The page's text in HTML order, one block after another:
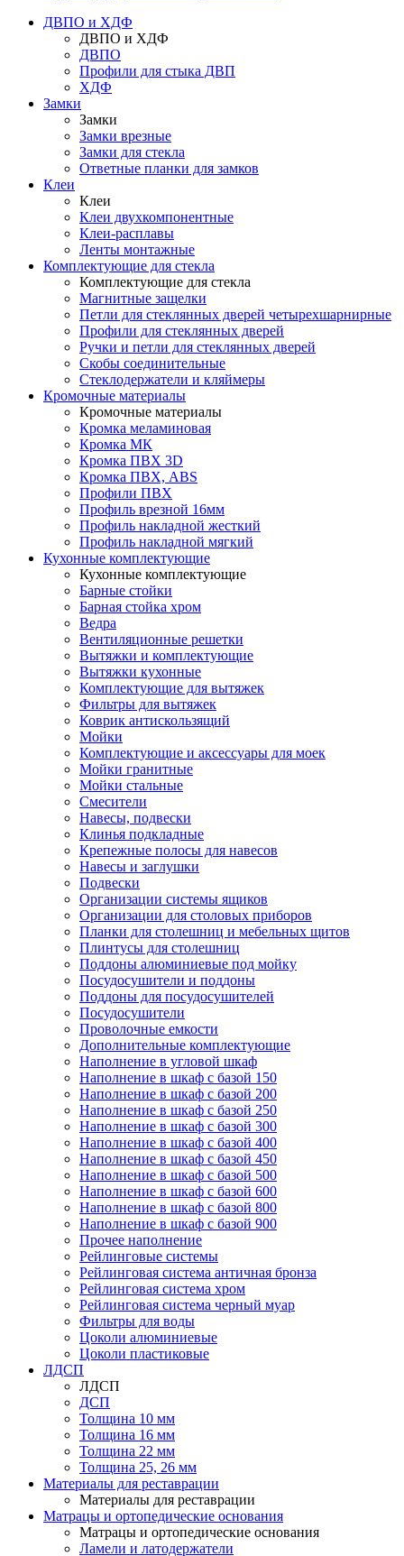
ДВПО и ХДФ
ДВПО и ХДФ
ДВПО
Профили для стыка ДВП
ХДФ
Замки
Замки
Замки врезные
Замки для стекла
Ответные планки для замков
Клеи
Клеи
Клеи двухкомпонентные
Клеи-расплавы
Ленты монтажные
Комплектующие для стекла
Комплектующие для стекла
Магнитные защелки
Петли для стеклянных дверей четырехшарнирные
Профили для стеклянных дверей
Ручки и петли для стеклянных дверей
Скобы соединительные
Стеклодержатели и кляймеры
Кромочные материалы
Кромочные материалы
Кромка меламиновая
Кромка МК
Кромка ПВХ 3D
Кромка ПВХ, ABS
Профили ПВХ
Профиль врезной 16мм
Профиль накладной жесткий
Профиль накладной мягкий
Кухонные комплектующие
Кухонные комплектующие
Барные стойки
Барная стойка хром
Ведра
Вентиляционные решетки
Вытяжки и комплектующие
Вытяжки кухонные
Комплектующие для вытяжек
Фильтры для вытяжек
Коврик антискользящий
Мойки
Комплектующие и аксессуары для моек
Мойки гранитные
Мойки стальные
Смесители
Навесы, подвески
Клинья подкладные
Крепежные полосы для навесов
Навесы и заглушки
Подвески
Организации системы ящиков
Организации для столовых приборов
Планки для столешниц и мебельных щитов
Плинтусы для столешниц
Поддоны алюминиевые под мойку
Посудосушители и поддоны
Поддоны для посудосушителей
Посудосушители
Проволочные емкости
Дополнительные комплектующие
Наполнение в угловой шкаф
Наполнение в шкаф с базой 150
Наполнение в шкаф с базой 200
Наполнение в шкаф с базой 250
Наполнение в шкаф с базой 300
Наполнение в шкаф с базой 400
Наполнение в шкаф с базой 450
Наполнение в шкаф с базой 500
Наполнение в шкаф с базой 600
Наполнение в шкаф с базой 800
Наполнение в шкаф с базой 900
Прочее наполнение
Рейлинговые системы
Рейлинговая система античная бронза
Рейлинговая система хром
Рейлинговая система черный муар
Фильтры для воды
Цоколи алюминиевые
Цоколи пластиковые
ЛДСП
ЛДСП
ДСП
Толщина 10 мм
Толщина 16 мм
Толщина 22 мм
Толщина 25, 26 мм
Материалы для реставрации
Материалы для реставрации
Матрацы и ортопедические основания
Матрацы и ортопедические основания
Ламели и латодержатели